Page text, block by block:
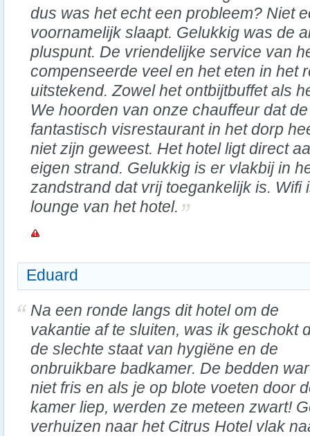
dus was het echt een probleem? Niet
voornamelijk slaapt. Gelukkig was de
pluspunt. De vriendelijke service van
compenseerde veel en het eten in het
uitstekend. Zowel het ontbijtbuffet als
We hoorden van onze chauffeur dat
fantastisch visrestaurant in het dorp
niet zijn geweest. Het hotel ligt direct
eigen strand. Gelukkig is er vlakbij in
zandstrand dat vrij toegankelijk is. Wifi
lounge van het hotel.
Eduard
Na een ronde langs dit hotel om de
vakantie af te sluiten, was ik geschokt
de slechte staat van hygiëne en de
onbruikbare badkamer. De bedden
niet fris en als je op blote voeten door
kamer liep, werden ze meteen zwart!
verhuizen naar het Citrus Hotel vlak